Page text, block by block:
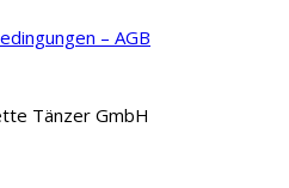
– AGB
Tänzer GmbH